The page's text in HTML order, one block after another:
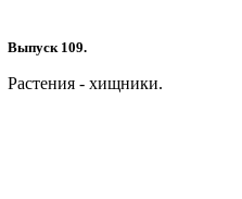
Выпуск 109.
Растения - хищники.